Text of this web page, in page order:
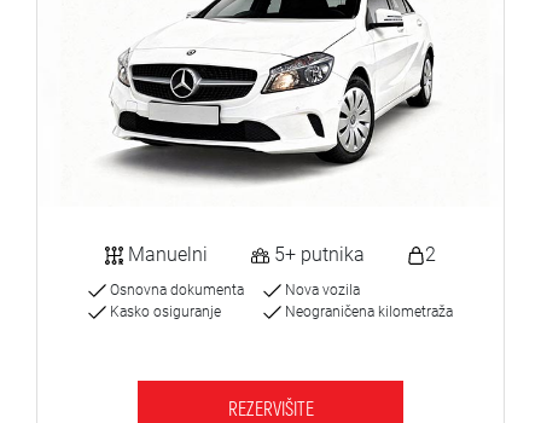
Manuelni 5+ putnika 2
Osnovna dokumenta
Kasko osiguranje
Nova vozila
Neograničena kilometraža
REZERVIŠITE